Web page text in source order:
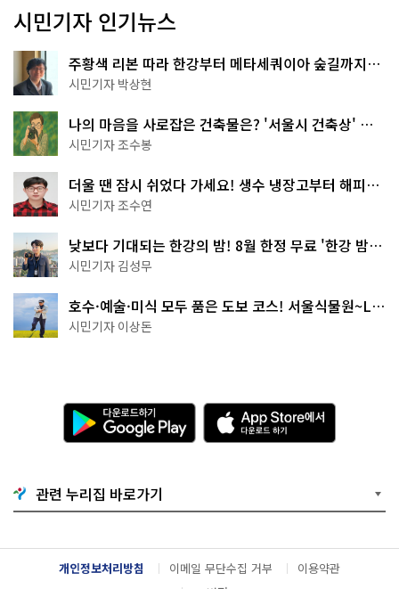
시민기자 인기뉴스
주황색 리본 따라 한강부터 메타세쿼이아 숲길까지…
서울둘레길 15코스
시민기자 박상현
나의 마음을 사로잡은 건축물은? '서울시 건축상' 수
상작 공개!
시민기자 조수봉
더울 땐 잠시 쉬었다 가세요! 생수 냉장고부터 해피소
·무더위쉼터까지
시민기자 조수연
낮보다 기대되는 한강의 밤! 8월 한정 무료 '한강 밤
핑' 예약은?
시민기자 김성무
호수·예술·미식 모두 품은 도보 코스! 서울식물원~LG
아트센터~마곡테라스거리
시민기자 이상돈
다
운
로
기
G
o
g
l
e
A
p
p
e
서
다
운
관련 누리집 바로가기
개인정보처리방침 이메일 무단수집 거부
이용약관